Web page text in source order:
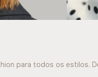
para todos os estilos.